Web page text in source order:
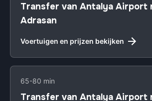
Transfer van Antalya Airport
Adrasan
Voertuigen en prijzen bekijken
65-80 min
Transfer van Antalya Airport